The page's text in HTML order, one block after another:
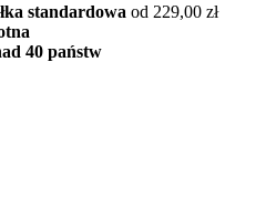
standardowa od 229,00 zł
40 państw